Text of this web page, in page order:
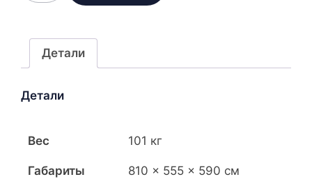
Бензиновый
KOHLER-
SDMO
6500
C5
Детали
Детали
Вес 101 кг
Габариты 810 × 555 × 590 см